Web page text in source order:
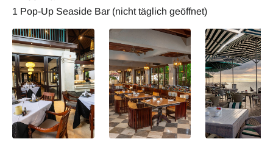
1 Pop-Up Seaside Bar (nicht täglich geöffnet)